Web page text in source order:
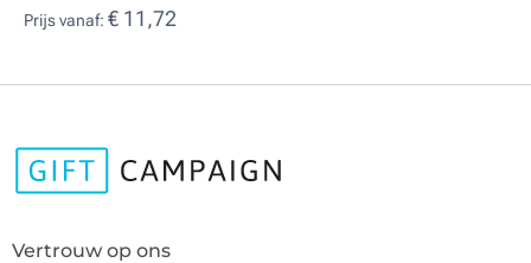
Prijs vanaf: € 11,72
Vertrouw op ons